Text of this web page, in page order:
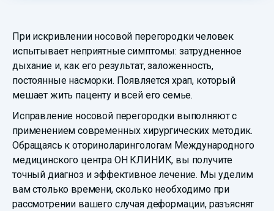
При искривлении носовой перегородки человек
испытывает неприятные симптомы: затрудненное
дыхание и, как его результат, заложенность,
постоянные насморки. Появляется храп, который
мешает жить паценту и всей его семье.
Исправление носовой перегородки выполняют с
применением современных хирургических методик.
Обращаясь к оториноларингологам Международного
медицинского центра ОН КЛИНИК, вы получите
точный диагноз и эффективное лечение. Мы уделим
вам столько времени, сколько необходимо при
рассмотрении вашего случая деформации, разъяснят